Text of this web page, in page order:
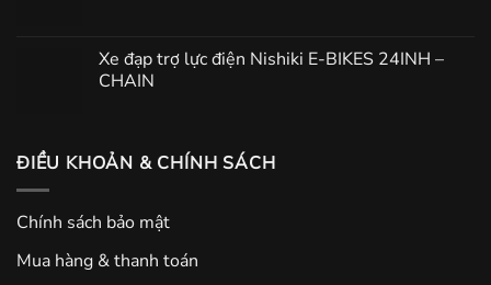
Xe đạp trợ lực điện Nishiki E-BIKES 24INH –
CHAIN
ĐIỀU KHOẢN & CHÍNH SÁCH
Chính sách bảo mật
Mua hàng & thanh toán